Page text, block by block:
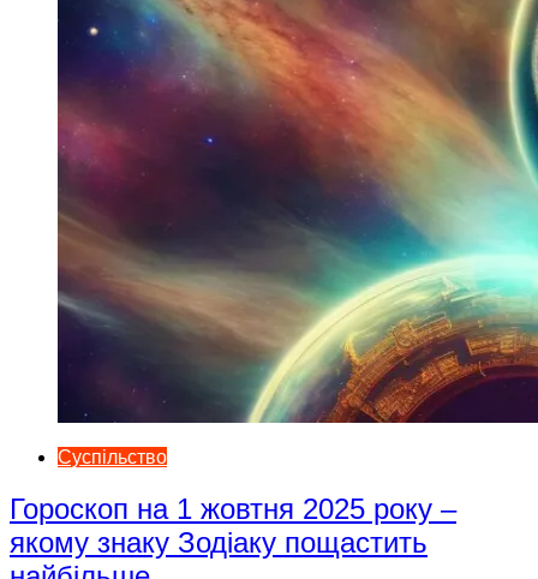
Суспільство
Гороскоп на 1 жовтня 2025 року –
якому знаку Зодіаку пощастить